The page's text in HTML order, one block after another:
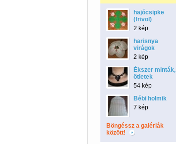
hajócsipke
(frivol)
2 kép
harisnya
virágok
2 kép
Ékszer minták,
ötletek
54 kép
Bébi holmik
7 kép
Böngéssz a galériák
között!